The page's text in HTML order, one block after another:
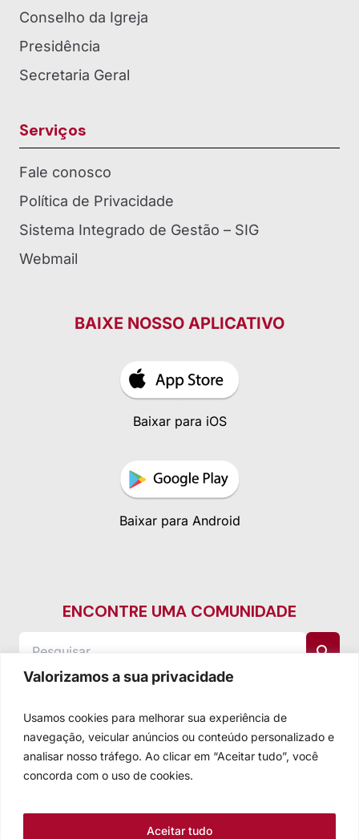
Valorizamos a sua privacidade
Usamos cookies para melhorar sua experiência de
navegação, veicular anúncios ou conteúdo personalizado e
analisar nosso tráfego. Ao clicar em “Aceitar tudo”, você
concorda com o uso de cookies.
Aceitar tudo
Conselho da Igreja
Presidência
Secretaria Geral
Serviços
Fale conosco
Política de Privacidade
Sistema Integrado de Gestão – SIG
Webmail
BAIXE NOSSO APLICATIVO
Baixar para iOS
Baixar para Android
ENCONTRE UMA COMUNIDADE